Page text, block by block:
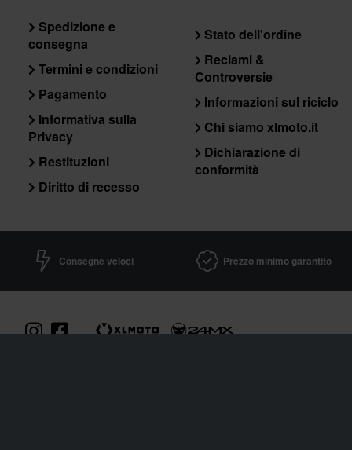
Spedizione e
consegna
Termini e condizioni
Pagamento
Informativa sulla
Privacy
Restituzioni
Diritto di recesso
Stato dell'ordine
Reclami &
Controversie
Informazioni sul riciclo
Chi siamo xlmoto.it
Dichiarazione di
conformità
Consegne veloci Prezzo minimo garantito